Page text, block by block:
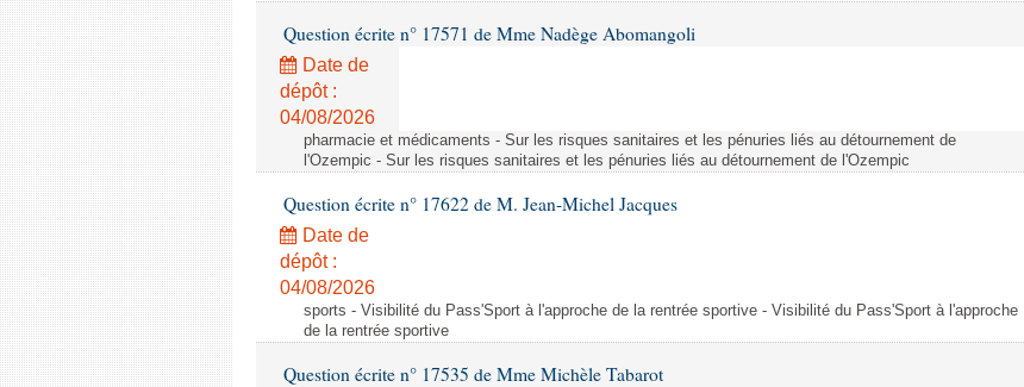
Question écrite n° 17571 de Mme Nadège Abomangoli
Date de
dépôt :
04/08/2026
pharmacie et médicaments - Sur les risques sanitaires et les pénuries liés au détournement de
l'Ozempic - Sur les risques sanitaires et les pénuries liés au détournement de l'Ozempic
Question écrite n° 17622 de M. Jean-Michel Jacques
Date de
dépôt :
04/08/2026
sports - Visibilité du Pass'Sport à l'approche de la rentrée sportive - Visibilité du Pass'Sport à l'approche
de la rentrée sportive
Question écrite n° 17535 de Mme Michèle Tabarot